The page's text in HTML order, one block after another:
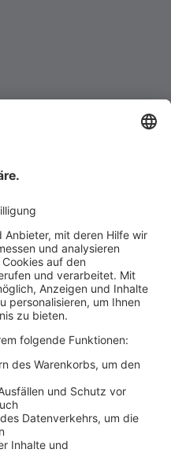
und Zielmärkte an einem
einen breiten
unkompliziert zu